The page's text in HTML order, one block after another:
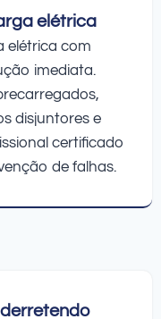
elétrica
elétrica com
imediata.
disjuntores e
certificado
de falhas.